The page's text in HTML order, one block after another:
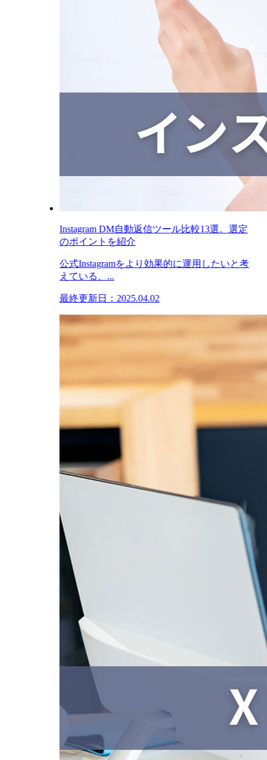
Instagram DM自動返信ツール比較13選。選定
のポイントを紹介
公式Instagramをより効果的に運用したいと考
えている、...
最終更新日：2025.04.02